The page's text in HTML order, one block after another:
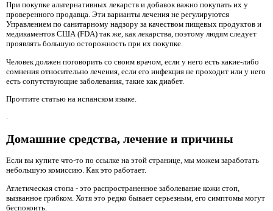
При покупке альтернативных лекарств и добавок важно покупать их у
проверенного продавца. Эти варианты лечения не регулируются
Управлением по санитарному надзору за качеством пищевых продуктов и
медикаментов США (FDA) так же, как лекарства, поэтому людям следует
проявлять большую осторожность при их покупке.
Человек должен поговорить со своим врачом, если у него есть какие-либо
сомнения относительно лечения, если его инфекция не проходит или у него
есть сопутствующие заболевания, такие как диабет.
Прочтите статью на испанском языке.
.
Домашние средства, лечение и причины
Если вы купите что-то по ссылке на этой странице, мы можем заработать
небольшую комиссию. Как это работает.
Атлетическая стопа - это распространенное заболевание кожи стоп,
вызванное грибком. Хотя это редко бывает серьезным, его симптомы могут
беспокоить.